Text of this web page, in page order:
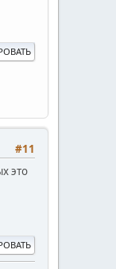
#11
это